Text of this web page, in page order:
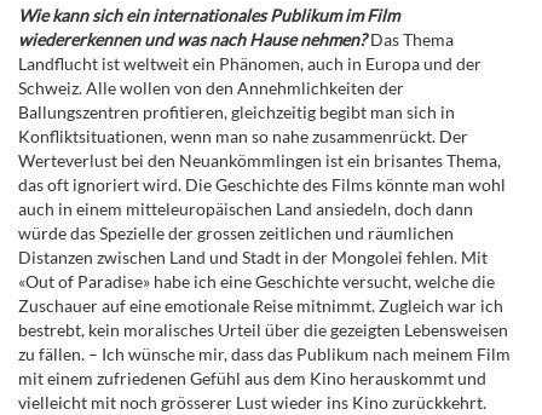
Wie kann sich ein internationales Publikum im Film
wiedererkennen und was nach Hause nehmen? Das Thema
Landflucht ist weltweit ein Phänomen, auch in Europa und der
Schweiz. Alle wollen von den Annehmlichkeiten der
Ballungszentren profitieren, gleichzeitig begibt man sich in
Konfliktsituationen, wenn man so nahe zusammenrückt. Der
Werteverlust bei den Neuankömmlingen ist ein brisantes Thema,
das oft ignoriert wird. Die Geschichte des Films könnte man wohl
auch in einem mitteleuropäischen Land ansiedeln, doch dann
würde das Spezielle der grossen zeitlichen und räumlichen
Distanzen zwischen Land und Stadt in der Mongolei fehlen. Mit
«Out of Paradise» habe ich eine Geschichte versucht, welche die
Zuschauer auf eine emotionale Reise mitnimmt. Zugleich war ich
bestrebt, kein moralisches Urteil über die gezeigten Lebensweisen
zu fällen. – Ich wünsche mir, dass das Publikum nach meinem Film
mit einem zufriedenen Gefühl aus dem Kino herauskommt und
vielleicht mit noch grösserer Lust wieder ins Kino zurückkehrt.